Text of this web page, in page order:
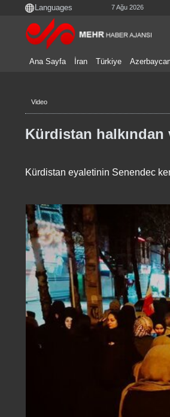
7 Ağu 2026
Ana Sayfa İran Türkiye
Video
Kürdistan halkından
Kürdistan eyaletinin Senendec